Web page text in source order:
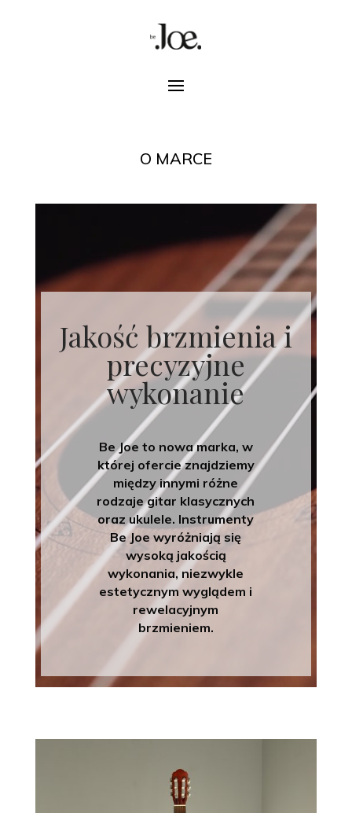
O MARCE
Jakość brzmienia i
precyzyjne
wykonanie
Be Joe to nowa marka, w
której ofercie znajdziemy
między innymi różne
rodzaje gitar klasycznych
oraz ukulele. Instrumenty
Be Joe wyróżniają się
wysoką jakością
wykonania, niezwykle
estetycznym wyglądem i
rewelacyjnym
brzmieniem.